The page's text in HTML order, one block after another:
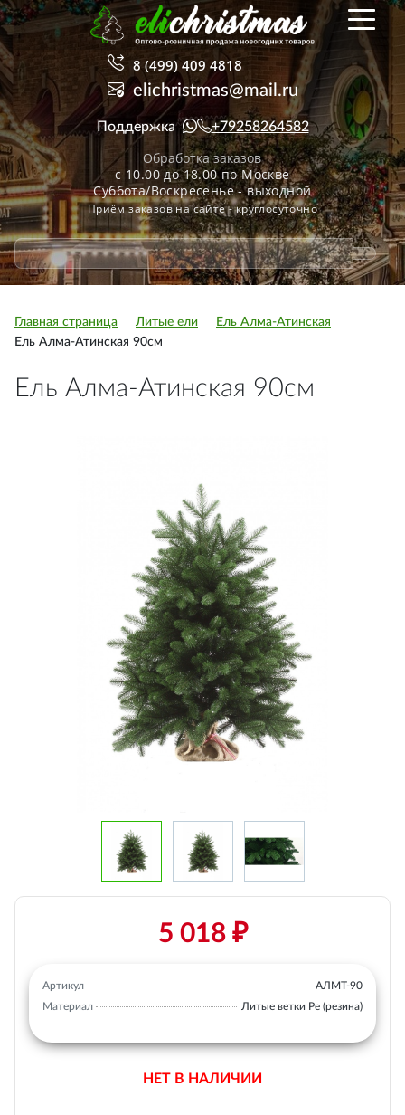
8 (499) 409 4818
elichristmas@mail.ru
Поддержка +79258264582
Обработка заказов
с 10.00 до 18.00 по Москве
Суббота/Воскресенье - выходной
Приём заказов на сайте - круглосуточно
Главная страница Литые ели
Ель Алма-Атинская
Ель Алма-Атинская 90см
Ель Алма-Атинская 90см
5 018 ₽
Артикул
АЛМТ-90
Материал
Литые ветки Ре (резина)
НЕТ В НАЛИЧИИ